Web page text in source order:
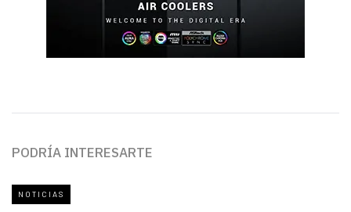
PODRÍA INTERESARTE
NOTICIAS